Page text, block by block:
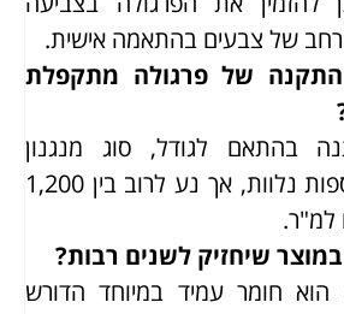
רחב של צבעים בהתאמה אישית.
של פרגולה מתקפלת
בהתאם לגודל, סוג מנגנון
הפתיחה ותוספות נלוות, אך נע לרוב בין 1,200
שיחזיק לשנים רבות?
הוא חומר עמיד במיוחד הדורש